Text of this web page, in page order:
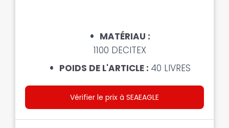
MATÉRIAU :
1100 DECITEX
POIDS DE L'ARTICLE : 40 LIVRES
Vérifier le prix à SEAEAGLE